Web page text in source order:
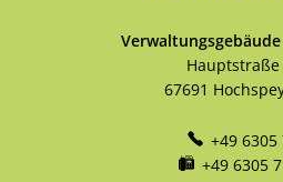
Hauptstraße
67691
+49 6305
+49 6305